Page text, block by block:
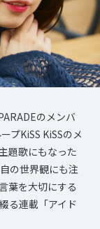
のメンバ
プKiSS KiSSのメ
題歌にもなった
の世界観にも注
葉を大切にする
る連載「アイド